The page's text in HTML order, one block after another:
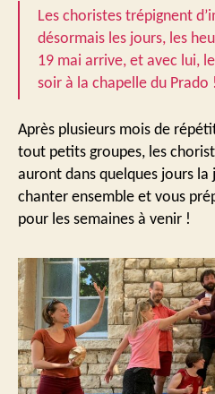
Les choristes trépignent
désormais les jours, les
19 mai arrive, et avec lui,
soir à la chapelle du Prado !
Après plusieurs mois de
tout petits groupes, les
auront dans quelques jours
chanter ensemble et vous
pour les semaines à venir !